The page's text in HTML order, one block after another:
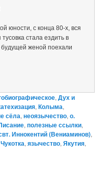
юности, с конца 80-х, вся
стала ездить в
женой поехали
,Дух и
,Колыма,
сёла,неоязычество,о.
,полезные ссылки,
Иннокентий (Вениаминов),
Чукотка,язычество,Якутия,